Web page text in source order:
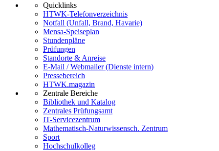
Quicklinks
HTWK-Telefonverzeichnis
Notfall (Unfall, Brand, Havarie)
Mensa-Speiseplan
Stundenpläne
Prüfungen
Standorte & Anreise
E-Mail / Webmailer (Dienste intern)
Pressebereich
HTWK.magazin
Zentrale Bereiche
Bibliothek und Katalog
Zentrales Prüfungsamt
IT-Servicezentrum
Mathematisch-Naturwissensch. Zentrum
Sport
Hochschulkolleg